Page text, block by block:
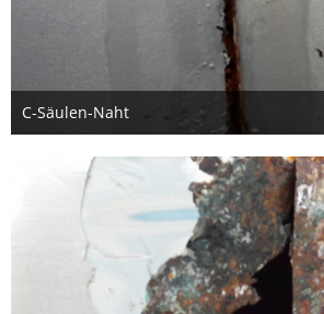
C-Säulen-Naht
24. Oktober 2019